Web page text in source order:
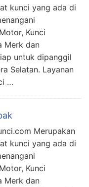
kunci yang ada di
Kunci
Merk dan
untuk dipanggil
Selatan. Layanan
…
Merupakan
kunci yang ada di
Kunci
Merk dan